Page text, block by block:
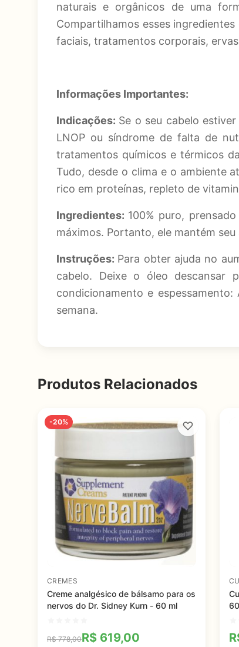
naturais e orgânicos de uma
Compartilhamos esses
faciais, tratamentos corporais,
Informações Importantes:
Indicações: Se o seu cabelo
LNOP ou síndrome de falta de
tratamentos químicos e térmicos
Tudo, desde o clima e o ambiente
rico em proteínas, repleto de
Ingredientes: 100% puro,
máximos. Portanto, ele mantém seu
Instruções: Para obter ajuda no
cabelo. Deixe o óleo descansar
condicionamento e
semana.
Produtos Relacionados
-20%
CREMES
Creme analgésico de bálsamo para os
nervos do Dr. Sidney Kurn - 60 ml
R$778,00R$ 619,00